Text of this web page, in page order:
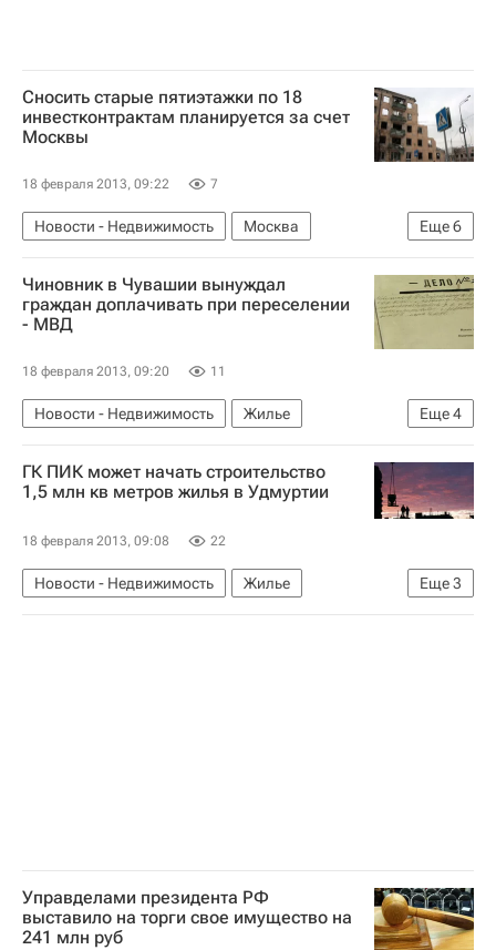
Сносить старые пятиэтажки по 18
инвестконтрактам планируется за счет
Москвы
18 февраля 2013, 09:22 7
Еще6
Новости - Недвижимость
Москва
Пятиэтажки
Снос
Марат Хуснуллин
Расселение пятиэтажек в Москве
Россия
Чиновник в Чувашии вынуждал
граждан доплачивать при переселении
- МВД
18 февраля 2013, 09:20 11
Еще4
Новости - Недвижимость
Жилье
Чувашская Республика (Чувашия)
Следствие
Чиновники
Россия
ГК ПИК может начать строительство
1,5 млн кв метров жилья в Удмуртии
18 февраля 2013, 09:08 22
Еще3
Новости - Недвижимость
Жилье
Строительство
Ижевск Россия
Управделами президента РФ
выставило на торги свое имущество на
241 млн руб